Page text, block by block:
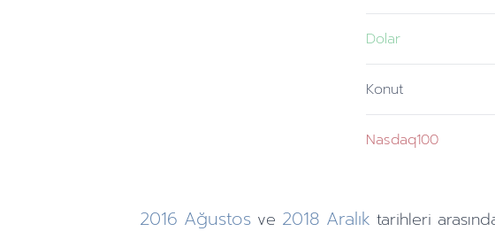
Dolar
Konut
Nasdaq100
2016 Ağustos ve 2018 Aralık tarihleri